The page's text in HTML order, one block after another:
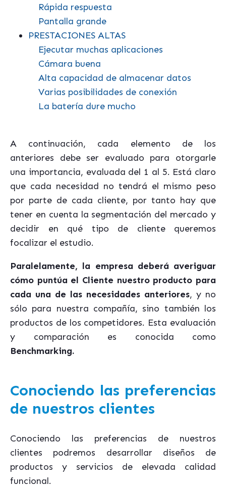
Rápida respuesta
Pantalla grande
PRESTACIONES ALTAS
Ejecutar muchas aplicaciones
Cámara buena
Alta capacidad de almacenar datos
Varias posibilidades de conexión
La batería dure mucho
A continuación, cada elemento de los
anteriores debe ser evaluado para otorgarle
una importancia, evaluada del 1 al 5. Está claro
que cada necesidad no tendrá el mismo peso
por parte de cada cliente, por tanto hay que
tener en cuenta la segmentación del mercado y
decidir en qué tipo de cliente queremos
focalizar el estudio.
Paralelamente, la empresa deberá averiguar
cómo puntúa el Cliente nuestro producto para
cada una de las necesidades anteriores, y no
sólo para nuestra compañía, sino también los
productos de los competidores. Esta evaluación
y comparación es conocida como
Benchmarking.
Conociendo las preferencias
de nuestros clientes
Conociendo las preferencias de nuestros
clientes podremos desarrollar diseños de
productos y servicios de elevada calidad
funcional.